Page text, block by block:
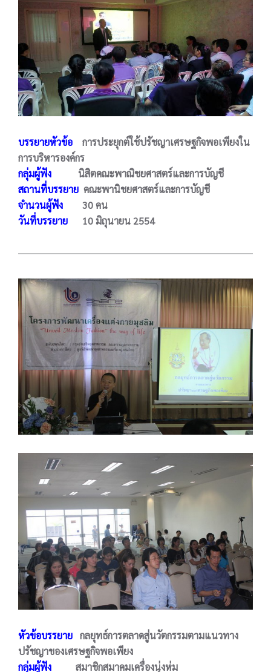
บรรยายหัวข้อ การประยุกต์ใช้ปรัชญาเศรษฐกิจพอเพียงใน
การบริหารองค์กร
กลุ่มผู้ฟัง
นิสิตคณะพาณิชยศาสตร์และการบัญชี
สถานที่บรรยาย คณะพานิชยศาสตร์และการบัญชี
จำนวนผู้ฟัง
30 คน
วันที่บรรยาย 10 มิถุนายน 2554
หัวข้อบรรยาย กลยุทธ์การตลาดสู่นวัตกรรมตามแนวทาง
ปรัชญาของเศรษฐกิจพอเพียง
กลุ่มผู้ฟัง
สมาชิกสมาคมเครื่องนุ่งห่ม